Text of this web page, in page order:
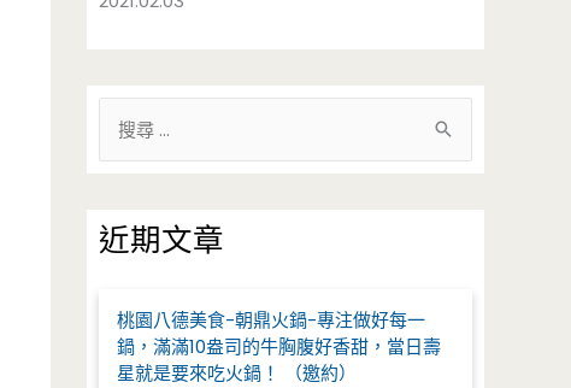
鍵
字
近期文章
桃園八德美食-朝鼎火鍋-專注做好每一
鍋，滿滿10盎司的牛胸腹好香甜，當日壽
星就是要來吃火鍋！ （邀約）